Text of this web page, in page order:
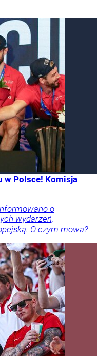
w Polsce! Komisja
o
wydarzeń,
O czym mowa?